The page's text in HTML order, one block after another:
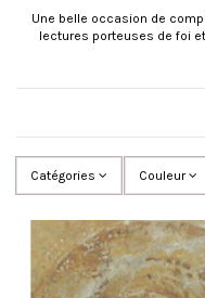
Une belle occasion de
lectures porteuses de foi
Catégories Couleur